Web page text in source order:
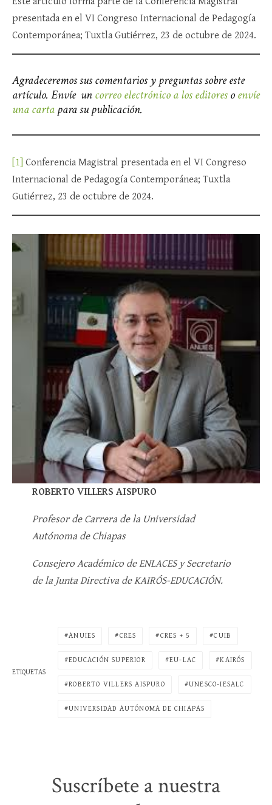
presentada en el VI Congreso Internacional de Pedagogía
Contemporánea; Tuxtla Gutiérrez, 23 de octubre de 2024.
Agradeceremos sus comentarios y preguntas sobre este
artículo. Envíe uncorreo electrónico a los editoresoenvíe
una cartapara su publicación.
[1] Conferencia Magistral presentada en el VI Congreso
Internacional de Pedagogía Contemporánea; Tuxtla
Gutiérrez, 23 de octubre de 2024.
ROBERTO VILLERS AISPURO
Profesor de Carrera de la Universidad
Autónoma de Chiapas
Consejero Académico de ENLACES y Secretario
de la Junta Directiva de KAIRÓS-EDUCACIÓN.
ETIQUETAS
ANUIES CRES CRES + 5 CUIB
EDUCACIÓN SUPERIOR EU-LAC KAIRÓS
ROBERTO VILLERS AISPURO UNESCO-IESALC
UNIVERSIDAD AUTÓNOMA DE CHIAPAS
Suscríbete a nuestra